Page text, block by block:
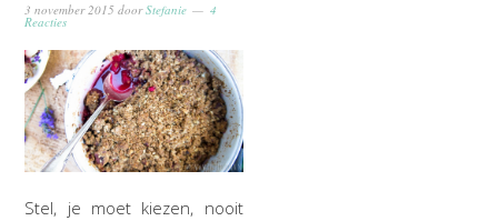
3 november 2015 doorStefanie 4
Reacties
Stel, je moet kiezen, nooit